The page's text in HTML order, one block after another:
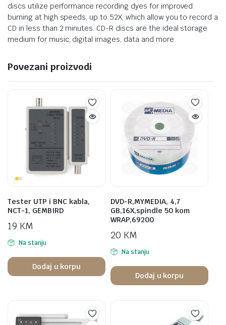
discs utilize performance recording dyes for improved
burning at high speeds, up to 52X, which allow you to record a
CD in less than 2 minutes. CD-R discs are the ideal storage
medium for music, digital images, data and more.
Povezani proizvodi
Tester UTP i BNC kabla,
NCT-1, GEMBIRD
19 KM
Na stanju
Dodaj u korpu
DVD-R,MYMEDIA, 4,7
GB,16X,spindle 50 kom
WRAP,69200
20 KM
Na stanju
Dodaj u korpu